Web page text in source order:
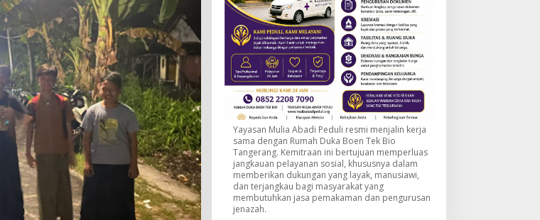
Yayasan Mulia Abadi Peduli resmi menjalin kerja
sama dengan Rumah Duka Boen Tek Bio
Tangerang. Kemitraan ini bertujuan memperluas
jangkauan pelayanan sosial, khususnya dalam
memberikan dukungan yang layak, manusiawi,
dan terjangkau bagi masyarakat yang
membutuhkan jasa pemakaman dan pengurusan
jenazah.